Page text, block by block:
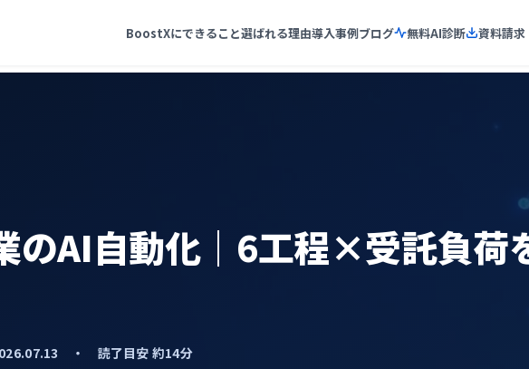
BoostXにできること選ばれる理由導入事例ブログ 無料AI診断 資料請求
のAI自動化｜6工程×受託負荷
・ 読了目安 約14分